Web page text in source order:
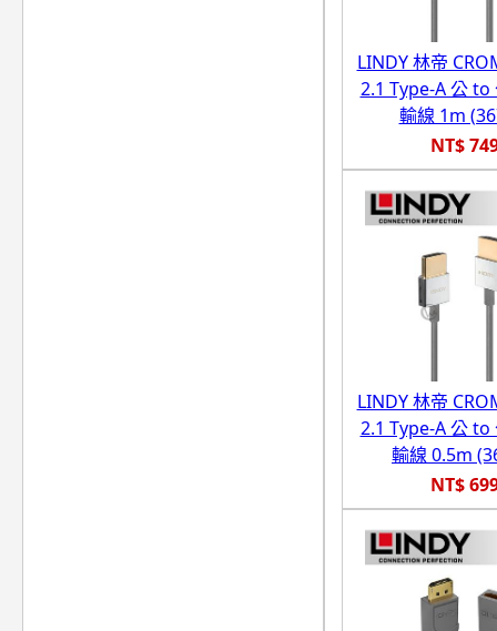
LINDY 林帝
2.1 Type-A 公 to
輸線 1m
NT$
LINDY 林帝
2.1 Type-A 公 to
輸線 0.5m
NT$